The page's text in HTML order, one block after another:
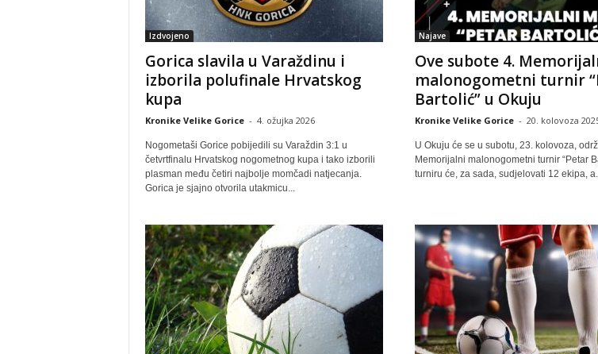
Izdvojeno
Gorica slavila u Varaždinu i
izborila polufinale Hrvatskog
kupa
Kronike Velike Gorice - 4. ožujka 2026
Nogometaši Gorice pobijedili su Varaždin 3:1 u
četvrtfinalu Hrvatskog nogometnog kupa i tako izborili
plasman među četiri najbolje momčadi natjecanja.
Gorica je sjajno otvorila utakmicu...
Najave
Ove subote 4.
malonogometni turnir
Bartolić” u Okuju
Kronike Velike Gorice - 20. kolovoza
U Okuju će se u subotu, 23. kolovoza,
Memorijalni malonogometni turnir “Petar
turniru će, za sada, sudjelovati 12 ekipa,